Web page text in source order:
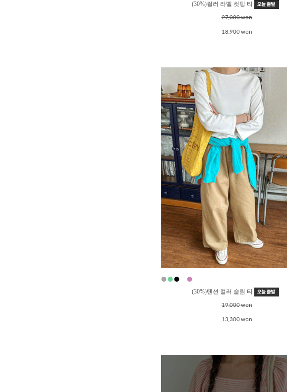
(30%)컬러 라벨 컷팅 티
27,000 won
18,900 won
●●● ●
(30%)텐션 컬러 슬림 티
19,000 won
13,300 won